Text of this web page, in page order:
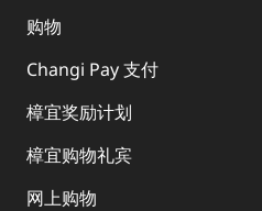
购物
Changi Pay 支付
樟宜奖励计划
樟宜购物礼宾
网上购物